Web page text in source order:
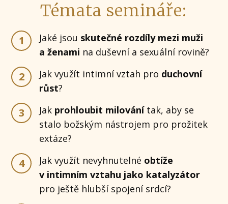
Témata semináře:
1 Jaké jsou skutečné rozdíly mezi muži
a ženami na duševní a sexuální rovině?
2 Jak využít intimní vztah pro duchovní
růst?
3 Jak prohloubit milovánítak, aby se
stalo božským nástrojem pro prožitek
extáze?
4 Jak využít nevyhnutelné obtíže
v intimním vztahu jako katalyzátor
pro ještě hlubší spojení srdcí?